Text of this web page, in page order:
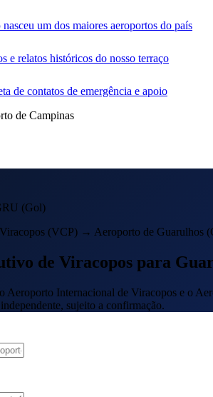
um dos maiores aeroportos do país
e relatos históricos do nosso terraço
de contatos de emergência e apoio
de Campinas
(Gol)
(VCP) → Aeroporto de Guarulhos
de Viracopos para
Aeroporto Internacional de Viracopos e o
sujeito a confirmação.